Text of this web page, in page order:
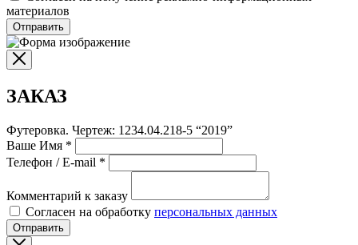
материалов
Отправить
ЗАКАЗ
Футеровка. Чертеж: 1234.04.218-5 “2019”
Ваше Имя *
Телефон / E-mail *
Комментарий к заказу
Согласен на обработку персональных данных
Отправить